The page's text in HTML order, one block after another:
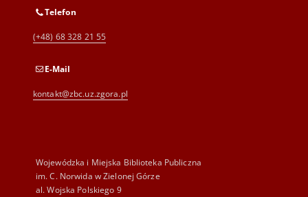
Telefon
(+48) 68 328 21 55
E-Mail
kontakt@zbc.uz.zgora.pl
Wojewódzka i Miejska Biblioteka Publiczna
im. C. Norwida w Zielonej Górze
al. Wojska Polskiego 9